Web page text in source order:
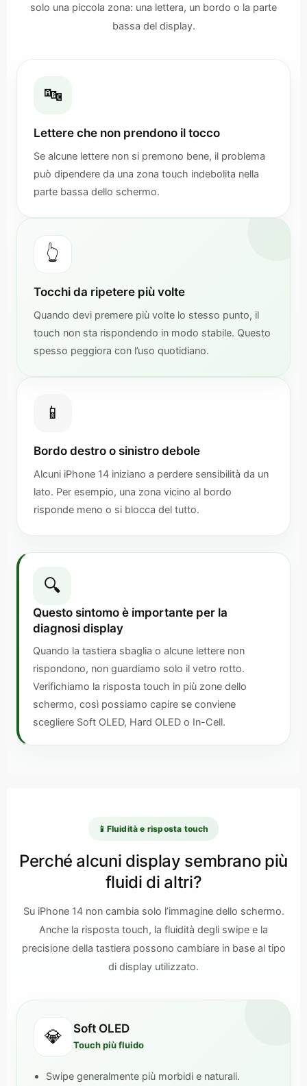
solo una piccola zona: una lettera, un bordo o la parte
bassa del display.
🔤
Lettere che non prendono il tocco
Se alcune lettere non si premono bene, il problema
può dipendere da una zona touch indebolita nella
parte bassa dello schermo.
👆
Tocchi da ripetere più volte
Quando devi premere più volte lo stesso punto, il
touch non sta rispondendo in modo stabile. Questo
spesso peggiora con l’uso quotidiano.
📱
Bordo destro o sinistro debole
Alcuni iPhone 14 iniziano a perdere sensibilità da un
lato. Per esempio, una zona vicino al bordo
risponde meno o si blocca del tutto.
🔍
Questo sintomo è importante per la
diagnosi display
Quando la tastiera sbaglia o alcune lettere non
rispondono, non guardiamo solo il vetro rotto.
Verifichiamo la risposta touch in più zone dello
schermo, così possiamo capire se conviene
scegliere Soft OLED, Hard OLED o In-Cell.
📱 Fluidità e risposta touch
Perché alcuni display sembrano più
fluidi di altri?
Su iPhone 14 non cambia solo l’immagine dello schermo.
Anche la risposta touch, la fluidità degli swipe e la
precisione della tastiera possono cambiare in base al tipo
di display utilizzato.
💎 Soft OLED
Touch più fluido
Swipe generalmente più morbidi e naturali.